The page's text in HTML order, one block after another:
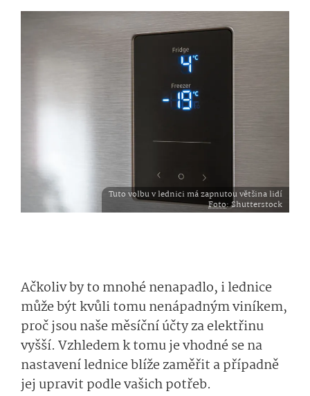
Tuto volbu v lednici má zapnutou většina lidí
Foto: Shutterstock
Ačkoliv by to mnohé nenapadlo, i lednice
může být kvůli tomu nenápadným viníkem,
proč jsou naše měsíční účty za elektřinu
vyšší. Vzhledem k tomu je vhodné se na
nastavení lednice blíže zaměřit a případně
jej upravit podle vašich potřeb.